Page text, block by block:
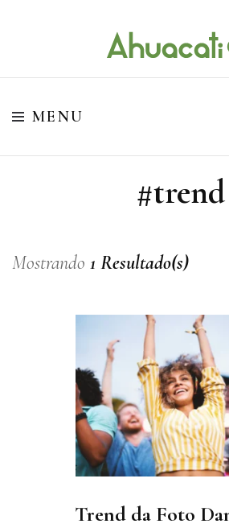
Ahuacati
O melhor da Internet em um só lugar
MENU
#trend
Mostrando 1 Resultado(s)
Trend da Foto